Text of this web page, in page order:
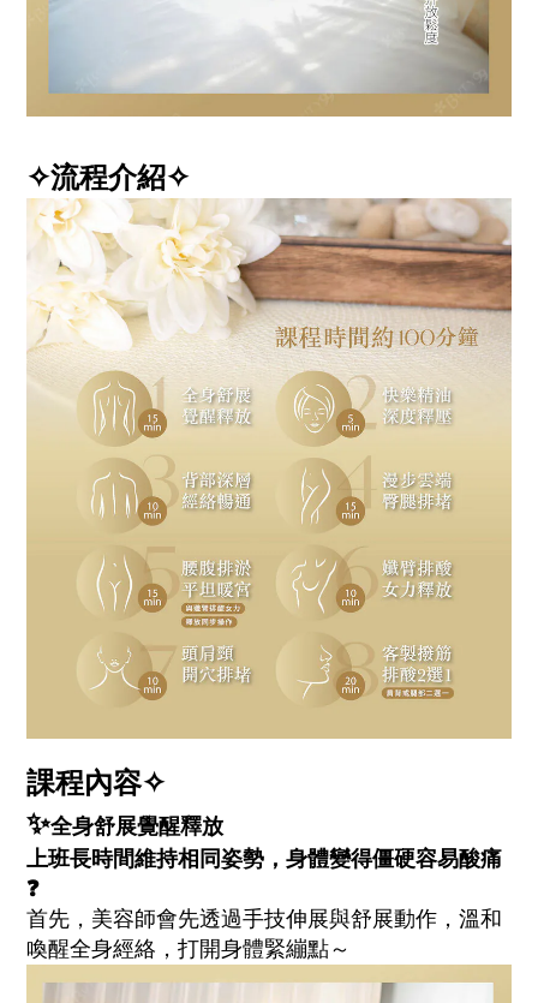
✧流程介紹✧
課程內容✧
✨全身舒展覺醒釋放
上班長時間維持相同姿勢，身體變得僵硬容易酸痛
❓
首先，美容師會先透過手技伸展與舒展動作，溫和
喚醒全身經絡，打開身體緊繃點～